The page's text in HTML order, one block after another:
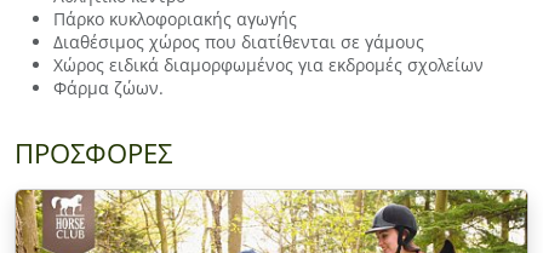
Πάρκο κυκλοφοριακής αγωγής
Διαθέσιμος χώρος που διατίθενται σε γάμους
Χώρος ειδικά διαμορφωμένος για εκδρομές σχολείων
Φάρμα ζώων.
ΠΡΟΣΦΟΡΕΣ